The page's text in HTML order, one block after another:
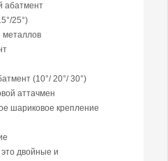
абатмент
25°)
металлов
(10°/ 20°/ 30°)
аттачмен
шариковое крепление
двойные и